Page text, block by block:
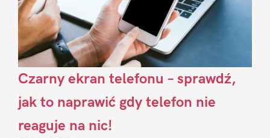
Czarny ekran telefonu – sprawdź,
jak to naprawić gdy telefon nie
reaguje na nic!